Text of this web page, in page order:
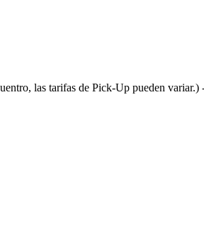
las tarifas de Pick-Up pueden